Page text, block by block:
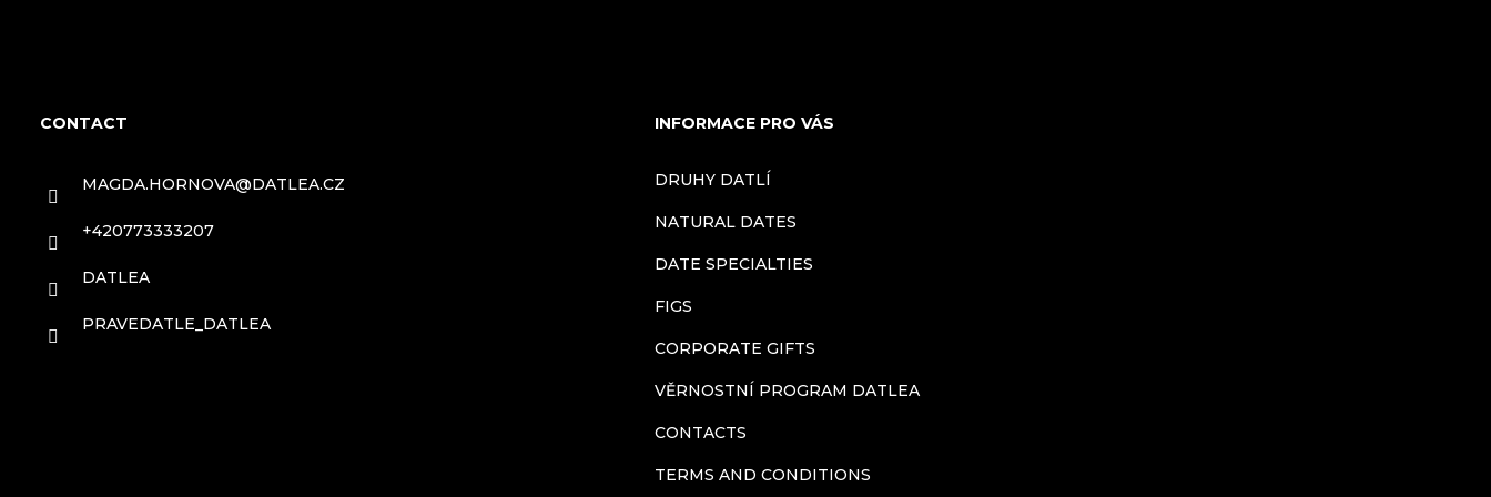
i
n
g
c
n
t
r
CONTACT
MAGDA.HORNOVA@DATLEA.CZ
+420773333207
DATLEA
PRAVEDATLE_DATLEA
INFORMACE PRO VÁS
DRUHY DATLÍ
NATURAL DATES
DATE SPECIALTIES
FIGS
CORPORATE GIFTS
VĚRNOSTNÍ PROGRAM DATLEA
CONTACTS
TERMS AND CONDITIONS